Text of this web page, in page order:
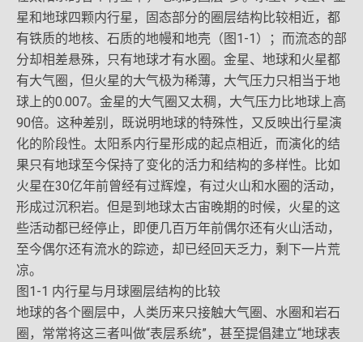
星和地球四颗内行星，固态部分的圈层结构比较相近，都
有铁质的地核、石质的地幔和地壳（图1-1）；而流态的部
分却相差悬殊，只有地球才有水圈。金星、地球和火星都
有大气圈，但火星的大气极为稀薄，大气压力只相当于地
球上的0.007。金星的大气圈又太稠，大气压力比地球上高
90倍。这种差别，既说明地球的特殊性，又反映出行星演
化的阶段性。太阳系内行星形成的起点相近，而演化的结
果只有地球至今保持了变化的活力和结构的多样性。比如
火星在30亿年前曾经有过辉煌，有过火山和水圈的活动，
形成过沉积岩。但是到地球太古宙晚期的时候，火星的这
些活动都已经停止，即便几百万年前偶尔还有火山活动，
至今偶尔还有流水的踪迹，却已经回天乏力，剩下一片荒
凉。
图1-1 内行星与月球圈层结构的比较
地球的各个圈层中，人类历来只接触大气圈、水圈和岩石
圈，常常将这三者叫做“表层系统”，甚至提倡建立“地球表